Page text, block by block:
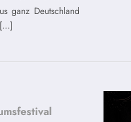
ganz Deutschland
[…]